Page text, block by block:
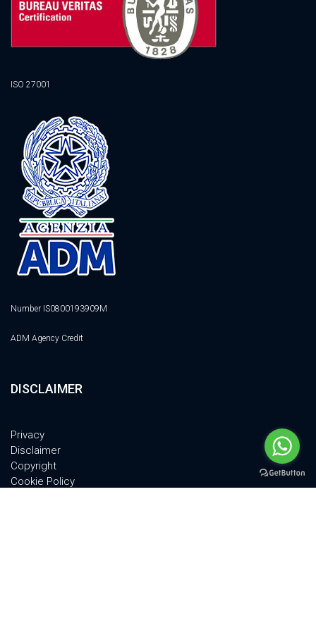
ISO 27001
Number IS0800193909M
ADM Agency Credit
DISCLAIMER
Privacy
Disclaimer
Copyright
Cookie Policy